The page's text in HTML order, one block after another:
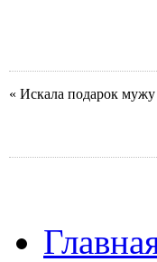
« Искала подарок